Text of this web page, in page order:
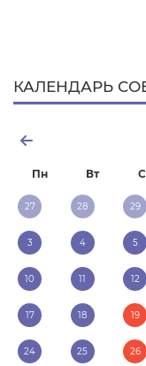
КАЛЕНДАРЬ
Пн Вт
27 28 29
3 4 5
10 11 12
17 18 19
24 25 26